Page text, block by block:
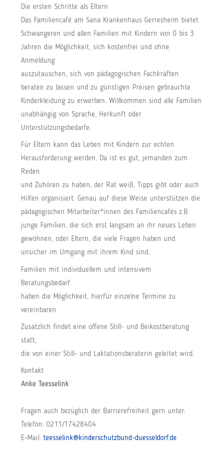
Die ersten Schritte als Eltern
Das Familiencafé am Sana Krankenhaus Gerresheim bietet
Schwangeren und allen Familien mit Kindern von 0 bis 3
Jahren die Möglichkeit, sich kostenfrei und ohne
Anmeldung
auszutauschen, sich von pädagogischen Fachkräften
beraten zu lassen und zu günstigen Preisen gebrauchte
Kinderkleidung zu erwerben. Willkommen sind alle Familien
unabhängig von Sprache, Herkunft oder
Unterstützungsbedarfe.
Für Eltern kann das Leben mit Kindern zur echten
Herausforderung werden. Da ist es gut, jemanden zum
Reden
und Zuhören zu haben, der Rat weiß, Tipps gibt oder auch
Hilfen organisiert. Genau auf diese Weise unterstützen die
pädagogischen Mitarbeiter*innen des Familiencafés z.B.
junge Familien, die sich erst langsam an ihr neues Leben
gewöhnen, oder Eltern, die viele Fragen haben und
unsicher im Umgang mit ihrem Kind sind.
Familien mit individuellem und intensivem
Beratungsbedarf
haben die Möglichkeit, hierfür einzelne Termine zu
vereinbaren.
Zusätzlich findet eine offene Still- und Beikostberatung
statt,
die von einer Still- und Laktationsberaterin geleitet wird.
Kontakt
Anke Teesselink
Fragen auch bezüglich der Barrierefreiheit gern unter:
Telefon: 0211/17428404
E-Mail: teesselink@kinderschutzbund-duesseldorf.de